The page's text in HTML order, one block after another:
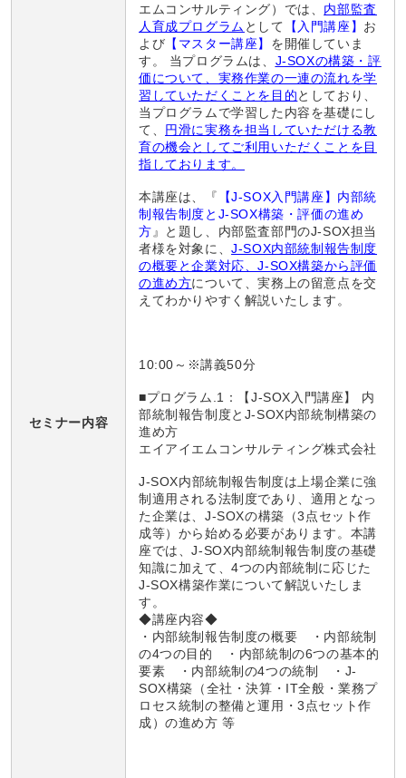
セミナー内容
エムコンサルティング）では、 内部監査
人育成プログラム として 【入門講座】 お
よび 【マスター講座】 を開催していま
す。 当プログラムは、 J-SOXの構築・評
価について、実務作業の一連の流れを学
習していただくこ とを目的としており、
当プログラムで学習した内容を基礎にし
て、 円滑に実務を担当していただける教
育の機会としてご利用いただくことを目
指しております。
本講座は、『
【J-SOX入門講座】内部統
制報告制度とJ-SOX構築・評価の進め
方 』と題し、内部監査部門のJ-SOX担当
者様を対象に、J-SOX内部統制報告制度
の概要と企業対応、J-SOX構築から評価
の進め方について、実務上の留意点を交
えてわかりやすく解説いたします。
10:00～※講義50分
■プログラム.1：【J-SOX入門講座】 内
部統制報告制度とJ-SOX内部統制構築の
進め方
エイアイエムコンサルティング株式会社
J-SOX内部統制報告制度は上場企業に強
制適用される法制度であり、適用となっ
た企業は、J-SOXの構築（3点セット作
成等）から始める必要があります。本講
座では、J-SOX内部統制報告制度の基礎
知識に加えて、4つの内部統制に応じた
J-SOX構築作業について解説いたしま
す。
◆講座内容◆
・内部統制報告制度の概要 ・内部統制
の4つの目的 ・内部統制の6つの基本的
要素 ・内部統制の4つの統制 ・J-
SOX構築（全社・決算・IT全般・業務プ
ロセス統制の整備と運用・3点セット作
成）の進め方 等